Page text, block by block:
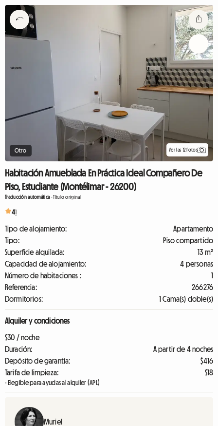
Otro Ver las 12 fotos
Habitación Amueblada En Práctica Ideal Compañero De
Piso, Estudiante (Montélimar - 26200)
Traducción automática-Título original
41
Tipo de alojamiento:
Apartamento
Tipo:
Piso compartido
Superficie alquilada:
13 m²
Capacidad de alojamiento:
4 personas
Número de habitaciones :
1
Referencia:
266276
Dormitorios:
1 Cama(s) doble(s)
Alquiler y condiciones
$30 / noche
Duración:
A partir de 4 noches
Depósito de garantía:
$416
Tarifa de limpieza:
$18
- Elegible para ayudas al alquiler (APL)
Muriel